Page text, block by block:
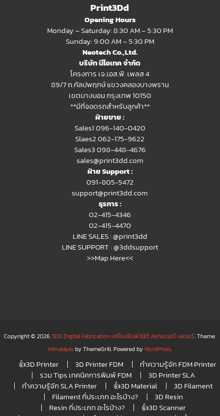
Print3Dd
Opening Hours
Monday – Saturday: 8:30 AM – 5:30 PM
Sunday: 9:00 AM – 5:30 PM
Neotech Co.,Ltd.
บริษัท นีโอเทค จำกัด
โครงการ เจ.เอส.พี. เพลส 4
89/7 ถ.กัลปพฤกษ์ แขวงคลองบางพราน
เขตบางบอน กรุงเทพ 10150
**มีที่จอดรถสำหรับลูกค้า**
ฝ่ายขาย :
Sales1 096-140-0420
Slaes2062-175-9622
Sales3 098-448-4676
sales@print3dd.com
ฝ่าย Support :
091-805-5472
support@print3dd.com
ธุรการ :
02-415-4346
02-415-4470
LINE SALES :@print3dd
LINE SUPPORT :@3ddsupport
>>Map Here<<
Copyright © 20263DD Digital Fabrication เครื่องพิมพ์3มิติ สแกนเนอร์ เลเซอร์. Theme:
Himalayasby ThemeGrill. Powered byWordPress.
👍3D Printer 3D Printer FDM
ทำความรู้จัก FDM Printer
รวม Tips เทคนิคการพิมพ์ FDM
3D Printer SLA
ทำความรู้จัก SLA Printer
👍3D Material
3D Filament
Filament กี่ประเภท อะไรบ้าง?
3D Resin
Resin กี่ประเภท อะไรบ้าง?
👍3D Scanner